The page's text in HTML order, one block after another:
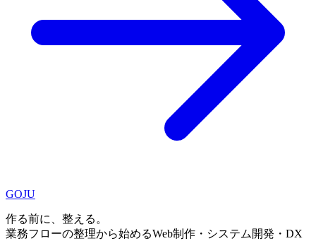
GOJU
作る前に、整える。
業務フローの整理から始めるWeb制作・システム開発・DX